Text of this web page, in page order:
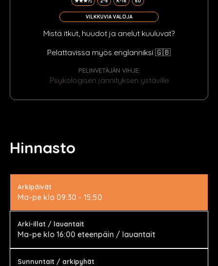
VILKKUVIA VALOJA
Mistä itkut, huudot ja anelut kuuluvat?
Pelattavissa myös englanniksi 🇬🇧
PELINVETÄJÄN VIHJE:
Psykologisen jännityksen ystäville
Hinnasto
Arkipäivät
Ma-pe klo 09:30 - 15:50
Arki-illat / lauantait
Ma-pe klo 16:00 eteenpäin / lauantait
Sunnuntait / arkipyhät